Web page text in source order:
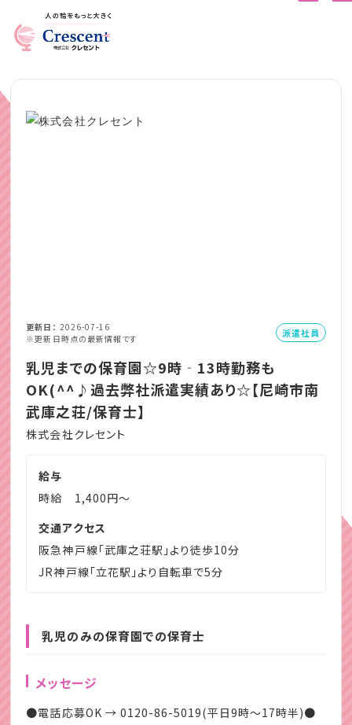
更新日
2026-07-16
※更新日時点の最新情報です
派遣社員
乳児までの保育園☆9時‐13時勤務も
OK(^^♪過去弊社派遣実績あり☆【尼崎市南
武庫之荘/保育士】
株式会社クレセント
給与
時給 1,400円～
交通アクセス
阪急神戸線「武庫之荘駅」より徒歩10分
JR神戸線「立花駅」より自転車で5分
乳児のみの保育園での保育士
メッセージ
●電話応募OK → 0120-86-5019(平日9時～17時半)●